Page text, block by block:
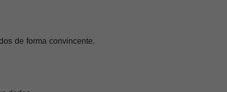
de forma convincente.